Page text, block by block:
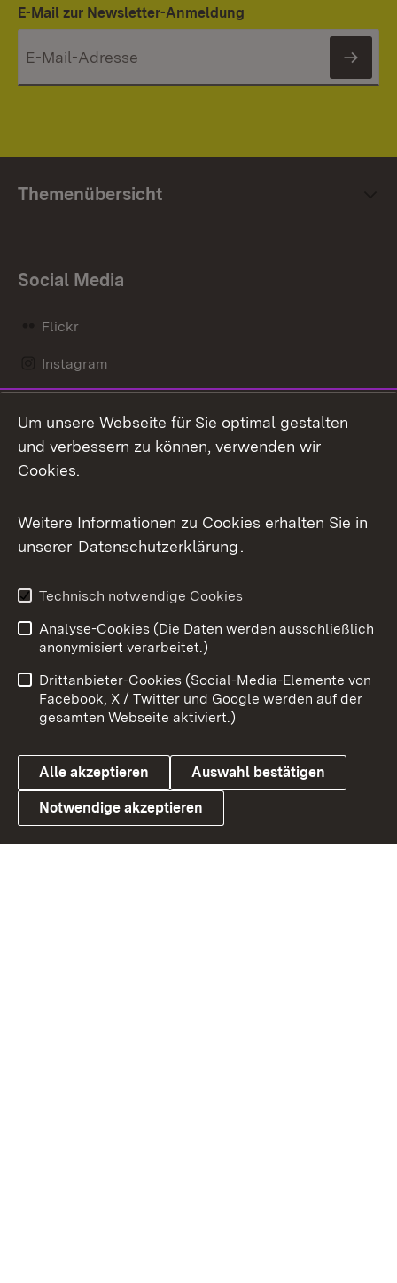
E-Mail zur Newsletter-Anmeldung
Themenübersicht
Social Media
Flickr
Instagram
Mastodon
Messenger
Social Wall
X / Twitter
Youtube
Link zum Landesportal
Benutzungshinweise
Barrierefreiheit
Datenschutz
Cookies
Um unsere Webseite für Sie optimal gestalten
und verbessern zu können, verwenden wir
Cookies.
Weitere Informationen zu Cookies erhalten Sie in
unserer Datenschutzerklärung.
Technisch notwendige Cookies
Analyse-Cookies (Die Daten werden ausschließlich
anonymisiert verarbeitet.)
Drittanbieter-Cookies (Social-Media-Elemente von
Facebook, X / Twitter und Google werden auf der
gesamten Webseite aktiviert.)
Alle akzeptieren Auswahl bestätigen
Notwendige akzeptieren